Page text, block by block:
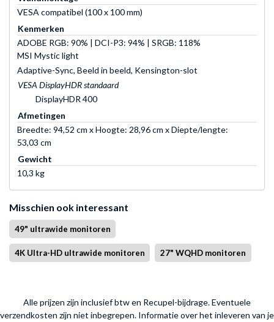
VESA compatibel (100 x 100 mm)
Kenmerken
ADOBE RGB: 90% | DCI-P3: 94% | SRGB: 118%
MSI Mystic light
Adaptive-Sync, Beeld in beeld, Kensington-slot
VESA DisplayHDR standaard
DisplayHDR 400
Afmetingen
Breedte: 94,52 cm x Hoogte: 28,96 cm x Diepte/lengte:
53,03 cm
Gewicht
10,3 kg
Misschien ook interessant
49" ultrawide monitoren
4K Ultra-HD ultrawide monitoren 27" WQHD monitoren
Alle prijzen zijn inclusief btw en Recupel-bijdrage. Eventuele
verzendkosten zijn niet inbegrepen. Informatie over het inleveren van je